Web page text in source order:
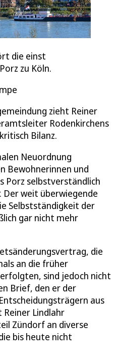
die einst
zu Köln.
zieht Reiner
Rodenkirchens
Bilanz.
Neuordnung
Bewohnerinnen und
Porz selbstverständlich
Der weit überwiegende
Selbstständigkeit der
gar nicht mehr
die
an die früher
sind jedoch nicht
Brief, den er der
aus
Lindlahr
Zündorf an diverse
bis heute nicht